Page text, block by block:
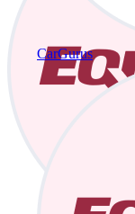
CarGurus